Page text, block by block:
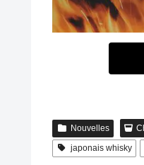
Nouvelles
japonais whisky